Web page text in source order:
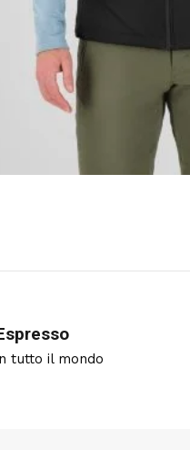
tutto il mondo